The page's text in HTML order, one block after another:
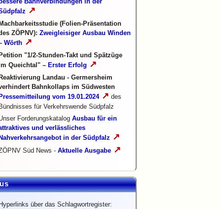
↗
(Folien-Präsentation
ZÖPNV): Zweigleisiger Ausbau Winden
Wörth ↗
"1/2-Stunden-Takt und Spätzüge
Queichtal" – Erster Erfolg ↗
Landau - Germersheim
Bahnkollaps im Südwesten
vom 19.01.2024↗ des
für Verkehrswende Südpfalz
Forderungskatalog Ausbau für ein
und verlässliches
in der Südpfalz ↗
Süd News - Aktuelle Ausgabe ↗
über das Schlagwortregister: